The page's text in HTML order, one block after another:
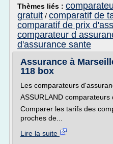
Thèmes liés :
gratuit / comparatif de
comparatif de prix
comparateur d
d'assurance sante
Assurance à
118 box
Les comparateurs
ASSURLAND comparateurs
Comparer les tarifs des
proches de...
Lire la suite